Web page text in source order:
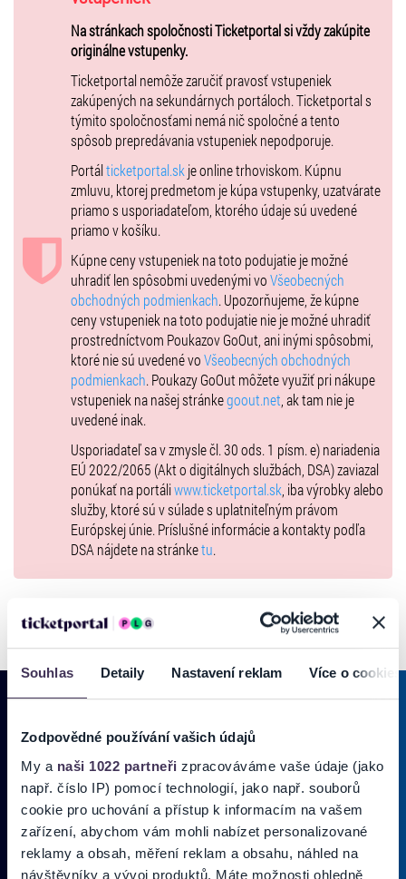
Souhlas Detaily Nastavení reklam Více o cookies
Zodpovědné používání vašich údajů
My a naši 1022 partneři zpracováváme vaše údaje (jako
např. číslo IP) pomocí technologií, jako např. souborů
cookie pro uchování a přístup k informacím na vašem
zařízení, abychom vám mohli nabízet personalizované
reklamy a obsah, měření reklam a obsahu, náhled na
návštěvníky a vývoj produktů. Máte možnosti ohledně
Na stránkach spoločnosti Ticketportal si vždy zakúpite
originálne vstupenky.
Ticketportal nemôže zaručiť pravosť vstupeniek
zakúpených na sekundárnych portáloch. Ticketportal s
týmito spoločnosťami nemá nič spoločné a tento
spôsob prepredávania vstupeniek nepodporuje.
Portálticketportal.sk je online trhoviskom. Kúpnu
zmluvu, ktorej predmetom je kúpa vstupenky, uzatvárate
priamo s usporiadateľom, ktorého údaje sú uvedené
priamo v košíku.
Kúpne ceny vstupeniek na toto podujatie je možné
uhradiť len spôsobmi uvedenými voVšeobecných
obchodných podmienkach. Upozorňujeme, že kúpne
ceny vstupeniek na toto podujatie nie je možné uhradiť
prostredníctvom Poukazov GoOut, ani inými spôsobmi,
ktoré nie sú uvedené voVšeobecných obchodných
podmienkach. Poukazy GoOut môžete využiť pri nákupe
vstupeniek na našej stránkegoout.net , ak tam nie je
uvedené inak.
Usporiadateľ sa v zmysle čl. 30 ods. 1 písm. e) nariadenia
EÚ 2022/2065 (Akt o digitálnych službách, DSA) zaviazal
ponúkať na portáliwww.ticketportal.sk , iba výrobky alebo
služby, ktoré sú v súlade s uplatniteľným právom
Európskej únie. Príslušné informácie a kontakty podľa
DSA nájdete na stránketu.
PRIHLÁSIŤ SA KODBERU NOVINIEK
Pridajte sa do zoznamu odberateľov a doručte si najnovšie špeciálne
ponuky priamo do doručenej pošty.
Vložte svoj email